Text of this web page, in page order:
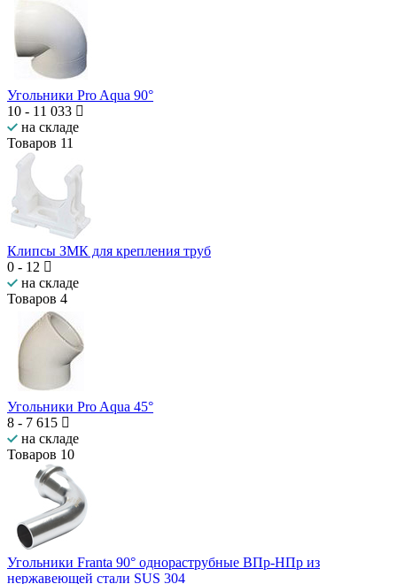
Угольники Pro Aqua 90°
10 - 11 033
на складе
Товаров 11
Клипсы ЗМК для крепления труб
0 - 12
на складе
Товаров 4
Угольники Pro Aqua 45°
8 - 7 615
на складе
Товаров 10
Угольники Franta 90° однораструбные ВПр-НПр из
нержавеющей стали SUS 304